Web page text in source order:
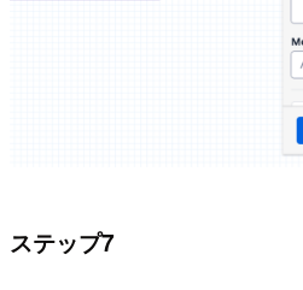
ステップ7